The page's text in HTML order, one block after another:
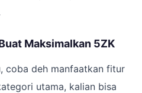
Maksimalkan 5ZK
coba deh manfaatkan fitur
utama, kalian bisa